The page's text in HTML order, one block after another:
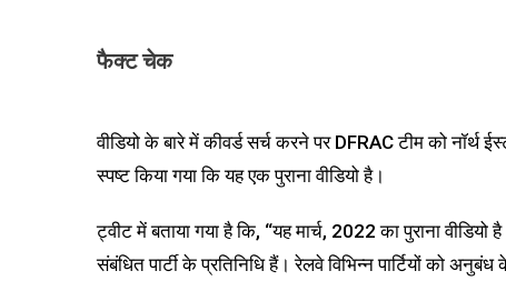
फैक्ट चेक
वीडियो के बारे में कीवर्ड सर्च करने पर DFRAC टीम को
स्पष्ट किया गया कि यह एक पुराना वीडियो है।
ट्वीट में बताया गया है कि, “यह मार्च, 2022 का पुराना
संबंधित पार्टी के प्रतिनिधि हैं। रेलवे विभिन्न पार्टियों को